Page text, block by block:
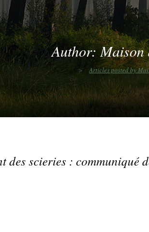
Author: Maison
> Articles posted by
des scieries : communiqué